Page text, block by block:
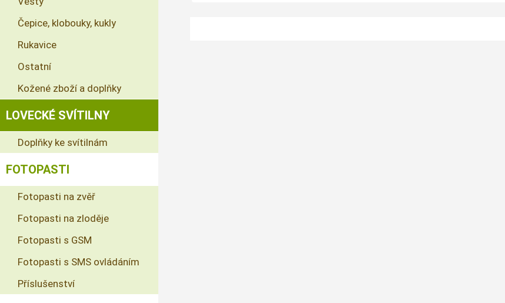
Čepice, klobouky, kukly
Rukavice
Ostatní
Kožené zboží a doplňky
LOVECKÉ SVÍTILNY
Doplňky ke svítilnám
FOTOPASTI
Fotopasti na zvěř
Fotopasti na zloděje
Fotopasti s GSM
Fotopasti s SMS ovládáním
Příslušenství